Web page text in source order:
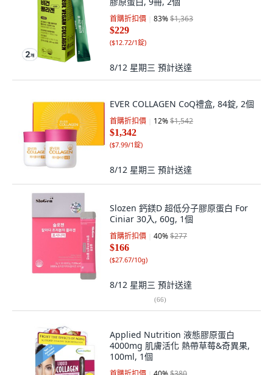
首購折扣價 83%$1,363
$229
($12.72/1錠)
8/12 星期三 預計送達
EVER COLLAGEN CoQ禮盒, 84錠, 2個
首購折扣價 12%$1,542
$1,342
($7.99/1錠)
8/12 星期三 預計送達
Slozen 鈣鎂D 超低分子膠原蛋白 For
Ciniar 30入, 60g, 1個
首購折扣價 40%$277
$166
($27.67/10g)
8/12 星期三 預計送達
(66)
Applied Nutrition 液態膠原蛋白
4000mg 肌膚活化 熱帶草莓&奇異果,
100ml, 1個